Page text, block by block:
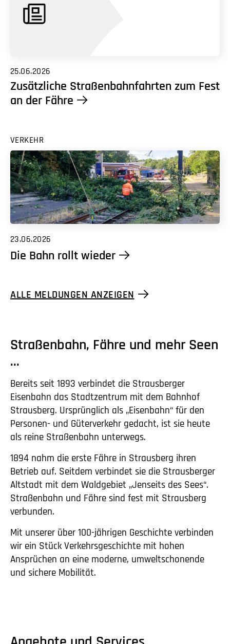
25.06.2026
Zusätzliche Straßenbahnfahrten zum Fest
an der Fähre
VERKEHR
23.06.2026
Die Bahn rollt wieder
ALLE MELDUNGEN ANZEIGEN
Straßenbahn, Fähre und mehr Seen
...
Bereits seit 1893 verbindet die Strausberger
Eisenbahn das Stadtzentrum mit dem Bahnhof
Strausberg. Ursprünglich als „Eisenbahn“ für den
Personen- und Güterverkehr gedacht, ist sie heute
als reine Straßenbahn unterwegs.
1894 nahm die erste Fähre in Strausberg ihren
Betrieb auf. Seitdem verbindet sie die Strausberger
Altstadt mit dem Waldgebiet „Jenseits des Sees“.
Straßenbahn und Fähre sind fest mit Strausberg
verbunden.
Mit unserer über 100-jährigen Geschichte verbinden
wir ein Stück Verkehrsgeschichte mit hohen
Ansprüchen an eine moderne, umweltschonende
und sichere Mobilität.